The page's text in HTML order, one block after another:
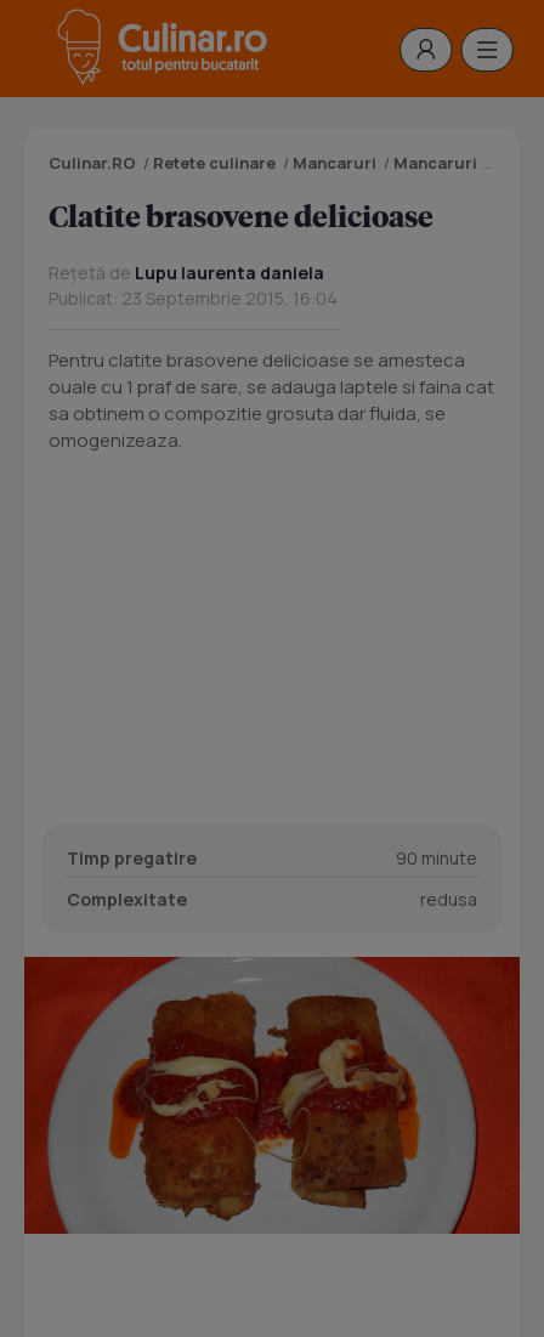
Culinar.RO / Retete culinare / Mancaruri / Mancaruri cu carne
Clatite brasovene delicioase
Rețetă de Lupu laurenta daniela
Publicat: 23 Septembrie 2015, 16:04
Pentru clatite brasovene delicioase se amesteca
ouale cu 1 praf de sare, se adauga laptele si faina cat
sa obtinem o compozitie grosuta dar fluida, se
omogenizeaza.
Timp pregatire
90 minute
Complexitate
redusa